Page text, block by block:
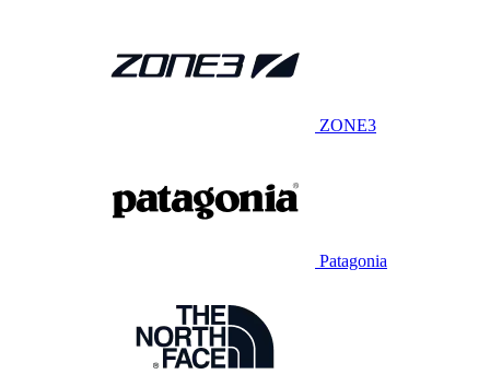
ZONE3
Patagonia